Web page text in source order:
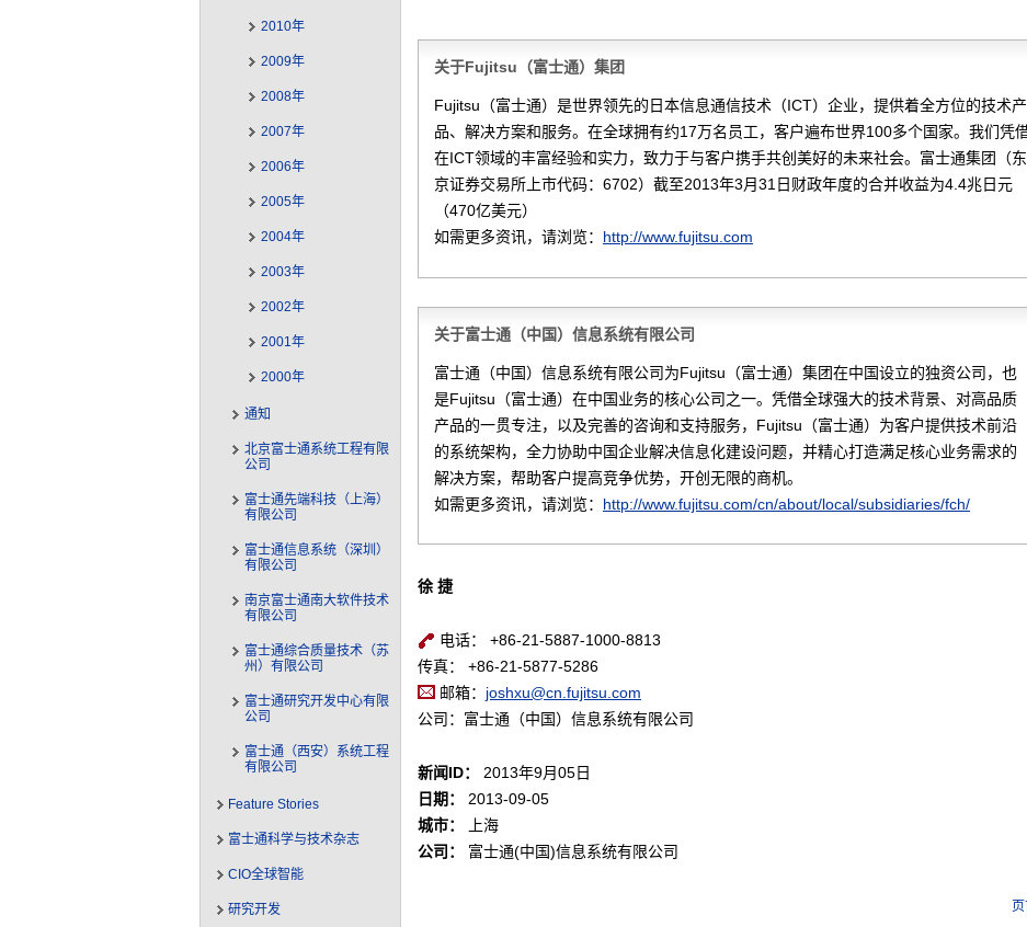
2010年
2009年
2008年
2007年
2006年
2005年
2004年
2003年
2002年
2001年
2000年
通知
北京富士通系统工程有限
公司
富士通先端科技（上海）
有限公司
富士通信息系统（深圳）
有限公司
南京富士通南大软件技术
有限公司
富士通综合质量技术（苏
州）有限公司
富士通研究开发中心有限
公司
富士通（西安）系统工程
有限公司
Feature Stories
富士通科学与技术杂志
CIO全球智能
研究开发
关于Fujitsu（富士通）集团
Fujitsu（富士通）是世界领先的日本信息通信技术（ICT）企业，提供着全方位的技术产
品、解决方案和服务。在全球拥有约17万名员工，客户遍布世界100多个国家。我们凭
在ICT领域的丰富经验和实力，致力于与客户携手共创美好的未来社会。富士通集团（东
京证券交易所上市代码：6702）截至2013年3月31日财政年度的合并收益为4.4兆日元
（470亿美元）
如需更多资讯，请浏览： http://www.fujitsu.com
关于富士通（中国）信息系统有限公司
富士通（中国）信息系统有限公司为Fujitsu（富士通）集团在中国设立的独资公司，也
是Fujitsu（富士通）在中国业务的核心公司之一。凭借全球强大的技术背景、对高品质
产品的一贯专注，以及完善的咨询和支持服务，Fujitsu（富士通）为客户提供技术前沿
的系统架构，全力协助中国企业解决信息化建设问题，并精心打造满足核心业务需求的
解决方案，帮助客户提高竞争优势，开创无限的商机。
如需更多资讯，请浏览： http://www.fujitsu.com/cn/about/local/subsidiaries/fch/
徐 捷
电话： +86-21-5887-1000-8813
传真： +86-21-5877-5286
邮箱： joshxu@cn.fujitsu.com
公司：富士通（中国）信息系统有限公司
新闻ID：
2013年9月05日
日期：
2013-09-05
城市：
上海
公司：
富士通(中国)信息系统有限公司